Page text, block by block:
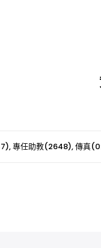
專任助教(2648), 傳真